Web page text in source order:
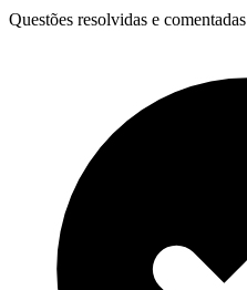
Questões resolvidas e comentadas